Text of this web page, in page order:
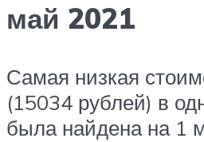
май 2021
Самая низкая
(15034 рублей) в
была найдена на 1